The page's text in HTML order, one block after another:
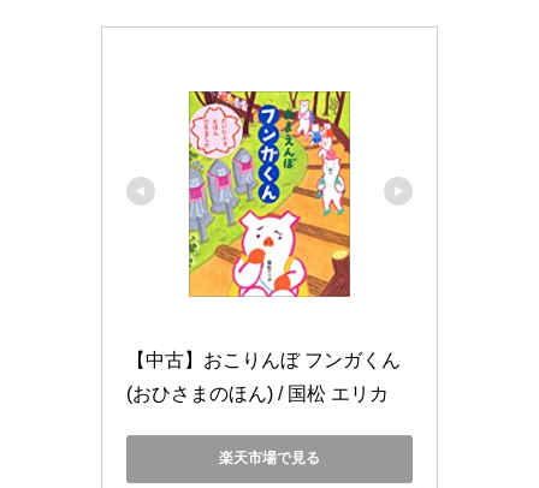
【中古】おこりんぼ フンガくん
(おひさまのほん) / 国松 エリカ
楽天市場で見る